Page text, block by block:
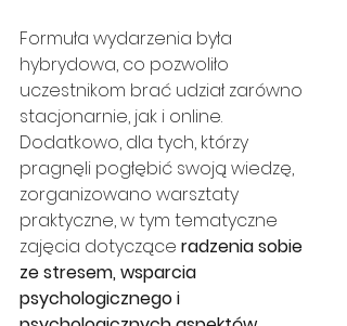
Formuła wydarzenia była
hybrydowa, co pozwoliło
uczestnikom brać udział zarówno
stacjonarnie, jak i online.
Dodatkowo, dla tych, którzy
pragnęli pogłębić swoją wiedzę,
zorganizowano warsztaty
praktyczne, w tym tematyczne
zajęcia dotyczące radzenia sobie
ze stresem, wsparcia
psychologicznego i